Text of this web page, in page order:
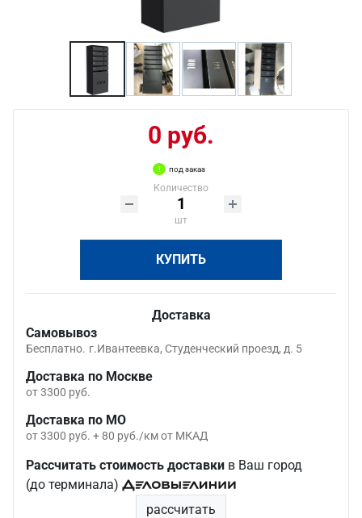
0 руб.
под заказ
Количество
шт
КУПИТЬ
Доставка
Самовывоз
Бесплатно. г.Ивантеевка, Студенческий проезд, д. 5
Доставка по Москве
от 3300 руб.
Доставка по МО
от 3300 руб. + 80 руб./км от МКАД
Рассчитать стоимость доставки в Ваш город
(до терминала)
рассчитать